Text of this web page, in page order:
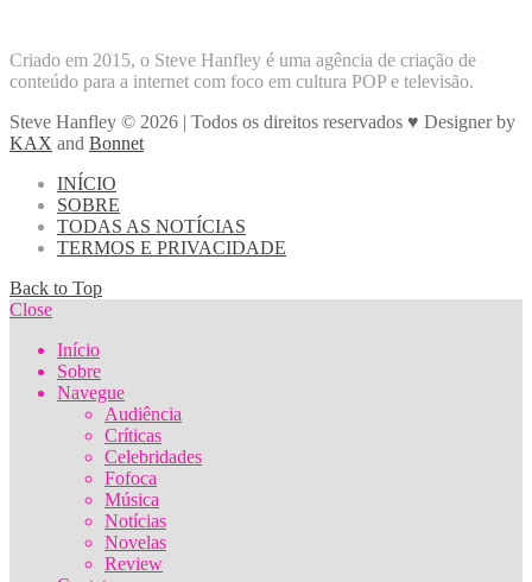
Criado em 2015, o Steve Hanfley é uma agência de criação de
conteúdo para a internet com foco em cultura POP e televisão.
Steve Hanfley © 2026 | Todos os direitos reservados ♥ Designer by
KAX and Bonnet
INÍCIO
SOBRE
TODAS AS NOTÍCIAS
TERMOS E PRIVACIDADE
Back to Top
Close
Início
Sobre
Navegue
Audiência
Críticas
Celebridades
Fofoca
Música
Notícias
Novelas
Review